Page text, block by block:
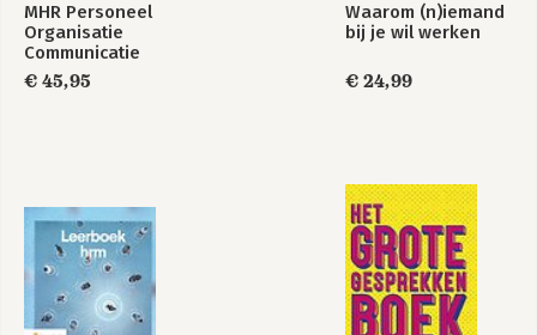
MHR Personeel
Organisatie
Communicatie
2026/2027
€ 45,95
Waarom (n)iemand
bij je wil werken
€ 24,99